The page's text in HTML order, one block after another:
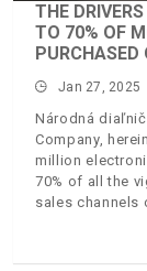
THE
TO 70% OF
PURCHASED
Jan 27, 2025
Národná
Company,
million
70% of all the
sales channels